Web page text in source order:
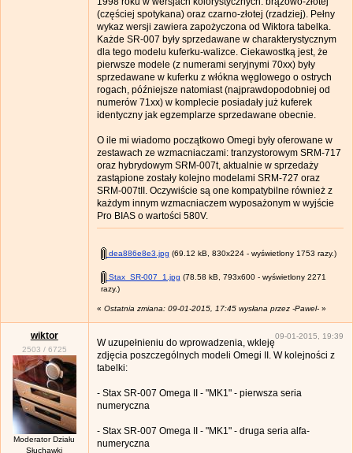
(częściej spotykana) oraz czarno-złotej (rzadziej). Pełny
wykaz wersji zawiera zapożyczona od Wiktora tabelka.
Każde SR-007 były sprzedawane w charakterystycznym
dla tego modelu kuferku-walizce. Ciekawostką jest, że
pierwsze modele (z numerami seryjnymi 70xx) były
sprzedawane w kuferku z włókna węglowego o ostrych
rogach, późniejsze natomiast (najprawdopodobniej od
numerów 71xx) w komplecie posiadały już kuferek
identyczny jak egzemplarze sprzedawane obecnie.
O ile mi wiadomo początkowo Omegi były oferowane w
zestawach ze wzmacniaczami: tranzystorowym SRM-717
oraz hybrydowym SRM-007t, aktualnie w sprzedaży
zastąpione zostały kolejno modelami SRM-727 oraz
SRM-007tII. Oczywiście są one kompatybilne również z
każdym innym wzmacniaczem wyposażonym w wyjście
Pro BIAS o wartości 580V.
dea886e8e3.jpg (69.12 kB, 830x224 - wyświetlony 1753 razy.)
Stax_SR-007_1.jpg (78.58 kB, 793x600 - wyświetlony 2271
razy.)
« Ostatnia zmiana: 09-01-2015, 17:45 wysłana przez -Pawel-»
wiktor
2503 / 6725
Moderator Działu
Słuchawki
09-01-2015, 19:39
W uzupełnieniu do wprowadzenia, wkleję
zdjęcia poszczególnych modeli Omegi II. W kolejności z
tabelki:
- Stax SR-007 Omega II - "MK1" - pierwsza seria
numeryczna
- Stax SR-007 Omega II - "MK1" - druga seria alfa-
numeryczna